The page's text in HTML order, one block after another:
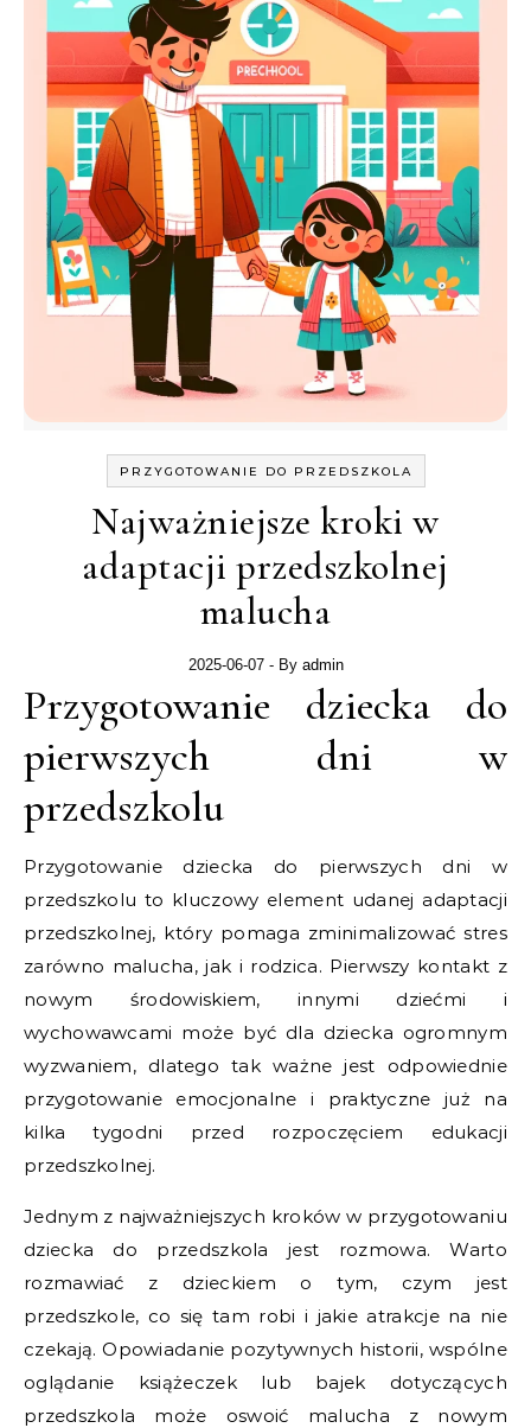
PRZYGOTOWANIE DO PRZEDSZKOLA
Najważniejsze kroki w
adaptacji przedszkolnej
malucha
2025-06-07 - By admin
Przygotowanie dziecka do
pierwszych dni w
przedszkolu
Przygotowanie dziecka do pierwszych dni w
przedszkolu to kluczowy element udanej adaptacji
przedszkolnej, który pomaga zminimalizować stres
zarówno malucha, jak i rodzica. Pierwszy kontakt z
nowym środowiskiem, innymi dziećmi i
wychowawcami może być dla dziecka ogromnym
wyzwaniem, dlatego tak ważne jest odpowiednie
przygotowanie emocjonalne i praktyczne już na
kilka tygodni przed rozpoczęciem edukacji
przedszkolnej.
Jednym z najważniejszych kroków w przygotowaniu
dziecka do przedszkola jest rozmowa. Warto
rozmawiać z dzieckiem o tym, czym jest
przedszkole, co się tam robi i jakie atrakcje na nie
czekają. Opowiadanie pozytywnych historii, wspólne
oglądanie książeczek lub bajek dotyczących
przedszkola może oswoić malucha z nowym